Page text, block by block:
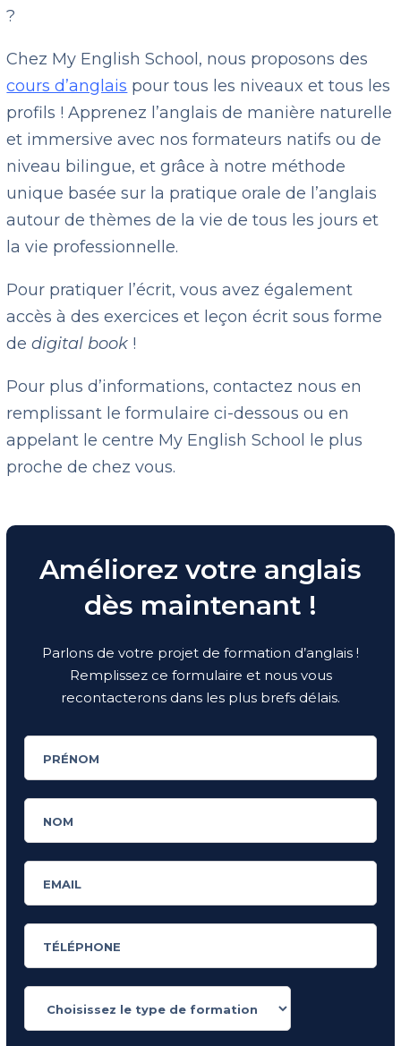
?
Chez My English School, nous proposons des
cours d’anglais pour tous les niveaux et tous les
profils ! Apprenez l’anglais de manière naturelle
et immersive avec nos formateurs natifs ou de
niveau bilingue, et grâce à notre méthode
unique basée sur la pratique orale de l’anglais
autour de thèmes de la vie de tous les jours et
la vie professionnelle.
Pour pratiquer l’écrit, vous avez également
accès à des exercices et leçon écrit sous forme
dedigital book !
Pour plus d’informations, contactez nous en
remplissant le formulaire ci-dessous ou en
appelant le centre My English School le plus
proche de chez vous.
Améliorez votre anglais
dès maintenant !
Parlons de votre projet de formation d’anglais !
Remplissez ce formulaire et nous vous
recontacterons dans les plus brefs délais.